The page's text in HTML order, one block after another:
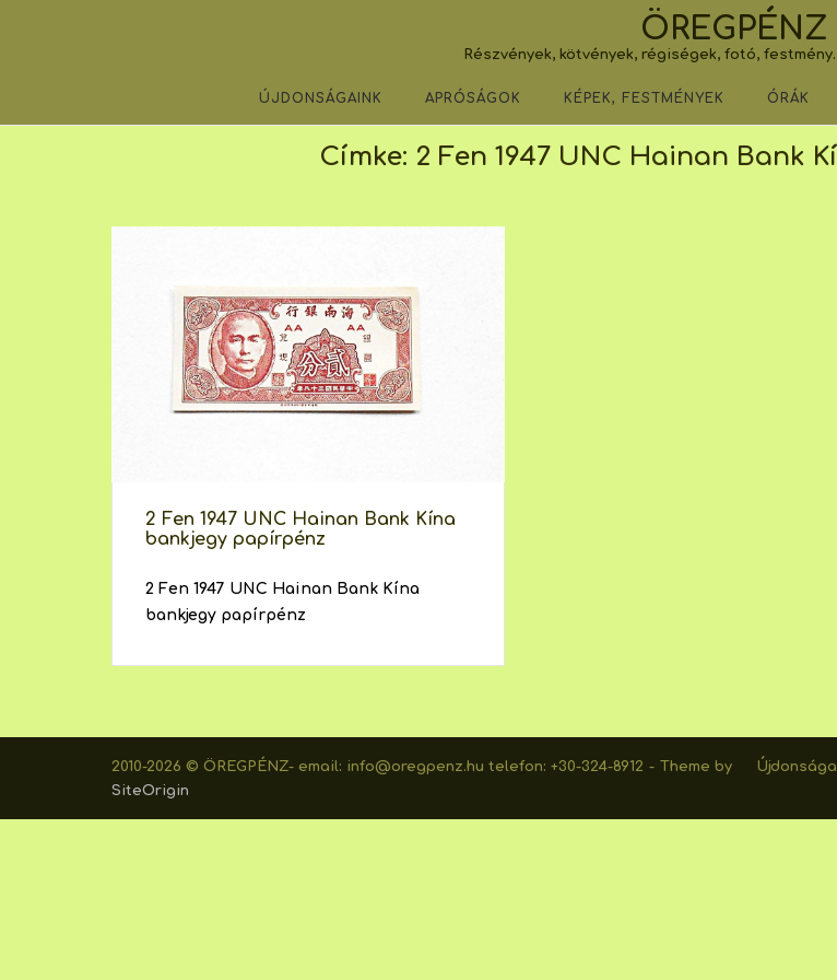
ÖREGPÉNZ
Részvények, kötvények, régiségek, fotó,
ÚJDONSÁGAINK APRÓSÁGOK KÉPEK, FESTMÉNYEK ÓRÁK
Címke: 2 Fen 1947 UNC Hainan Bank
2 Fen 1947 UNC Hainan Bank Kína
bankjegy papírpénz
2 Fen 1947 UNC Hainan Bank Kína
bankjegy papírpénz
2010-2026 © ÖREGPÉNZ- email: info@oregpenz.hu telefon: +30-324-8912
Theme by
SiteOrigin